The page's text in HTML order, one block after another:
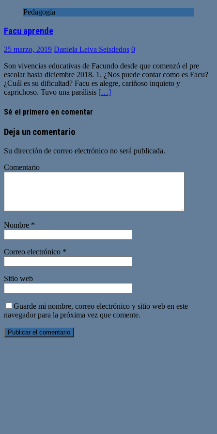
Pedagogía
Facu aprende
25 marzo, 2019 Daniela Leiva Seisdedos 0
Son vivencias educativas de Facundo desde que comenzó el pre
escolar hasta diciembre 2018. 1. ¿Nos puede contar como es Facu?
¿Cuál es su dificultad? Facu es alegre, cariñoso inquieto y
caprichoso. Tuvo una parálisis […]
Sé el primero en comentar
Deja un comentario
Su dirección de correo electrónico no será publicada.
Comentario
Nombre *
Correo electrónico *
Sitio web
Guarde mi nombre, correo electrónico y sitio web en este
navegador para la próxima vez que comente.